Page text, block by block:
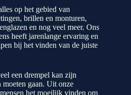
op het gebied van
brillen en monturen,
en nog veel meer. Ons
heeft jarenlange ervaring en
bij het vinden van de juiste
een drempel kan zijn
moeten gaan. Uit onze
het moeilijk vinden om